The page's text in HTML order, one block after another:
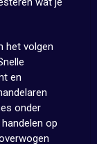
het volgen
en
onder
op